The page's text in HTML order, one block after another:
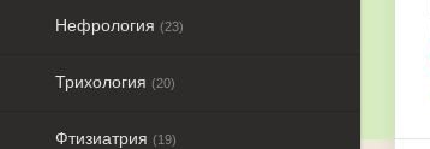
Нефрология (23)
Трихология (20)
Фтизиатрия (19)